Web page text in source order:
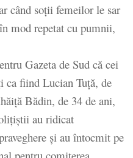
când soţii femeilor le sar
mod repetat cu pumnii,
Gazeta de Sud că cei
ca fiind Lucian Tuţă, de
Bădin, de 34 de ani,
au ridicat
şi au întocmit pe
pentru comiterea